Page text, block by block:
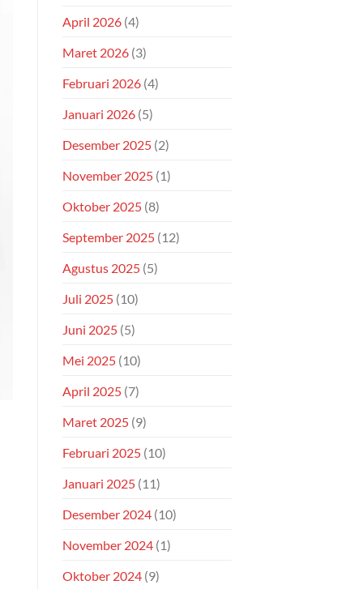
April 2026 (4)
Maret 2026 (3)
Februari 2026 (4)
Januari 2026 (5)
Desember 2025 (2)
November 2025 (1)
Oktober 2025 (8)
September 2025 (12)
Agustus 2025 (5)
Juli 2025 (10)
Juni 2025 (5)
Mei 2025 (10)
April 2025 (7)
Maret 2025 (9)
Februari 2025 (10)
Januari 2025 (11)
Desember 2024 (10)
November 2024 (1)
Oktober 2024 (9)